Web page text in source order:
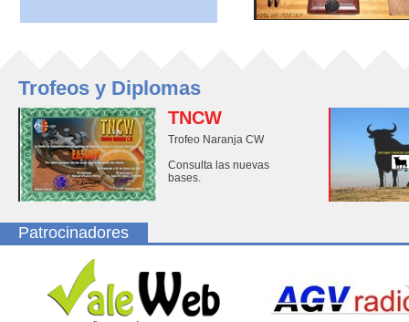
Trofeos y Diplomas
TNCW
Trofeo Naranja CW
Consulta las nuevas
bases.
Patrocinadores